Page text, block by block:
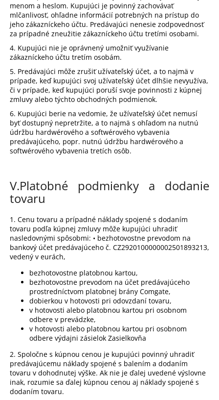
menom a heslom. Kupujúci je povinný zachovávať
mlčanlivosť, ohľadne informácií potrebných na prístup do
jeho zákazníckeho účtu. Predávajúci nenesie zodpovednosť
za prípadné zneužitie zákazníckeho účtu tretími osobami.
4. Kupujúci nie je oprávnený umožniť využívanie
zákazníckeho účtu tretím osobám.
5. Predávajúci môže zrušiť užívateľský účet, a to najmä v
prípade, keď kupujúci svoj užívateľský účet dlhšie nevyužíva,
či v prípade, keď kupujúci poruší svoje povinnosti z kúpnej
zmluvy alebo týchto obchodných podmienok.
6. Kupujúci berie na vedomie, že užívateľský účet nemusí
byť dostupný nepretržite, a to najmä s ohľadom na nutnú
údržbu hardwérového a softwérového vybavenia
predávajúceho, popr. nutnú údržbu hardwérového a
softwérového vybavenia tretích osôb.
V.Platobné podmienky a dodanie
tovaru
1. Cenu tovaru a prípadné náklady spojené s dodaním
tovaru podľa kúpnej zmluvy môže kupujúci uhradiť
nasledovnými spôsobmi: • bezhotovostne prevodom na
bankový účet predávajúceho č. CZ2920100000002501893213,
vedený v eurách,
bezhotovostne platobnou kartou,
bezhotovostne prevodom na účet predávajúceho
prostredníctvom platobnej brány Comgate,
dobierkou v hotovosti pri odovzdaní tovaru,
v hotovosti alebo platobnou kartou pri osobnom
odbere v prevádzke,
v hotovosti alebo platobnou kartou pri osobnom
odbere výdajni zásielok Zasielkovňa
2. Spoločne s kúpnou cenou je kupujúci povinný uhradiť
predávajúcemu náklady spojené s balením a dodaním
tovaru v dohodnutej výške. Ak nie je ďalej uvedené výslovne
inak, rozumie sa ďalej kúpnou cenou aj náklady spojené s
dodaním tovaru.